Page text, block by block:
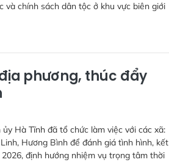
và chính sách dân tộc ở khu vực biên giới
phương, thúc đẩy
Hà Tĩnh đã tổ chức làm việc với các xã:
Hương Bình để đánh giá tình hình, kết
định hướng nhiệm vụ trọng tâm thời